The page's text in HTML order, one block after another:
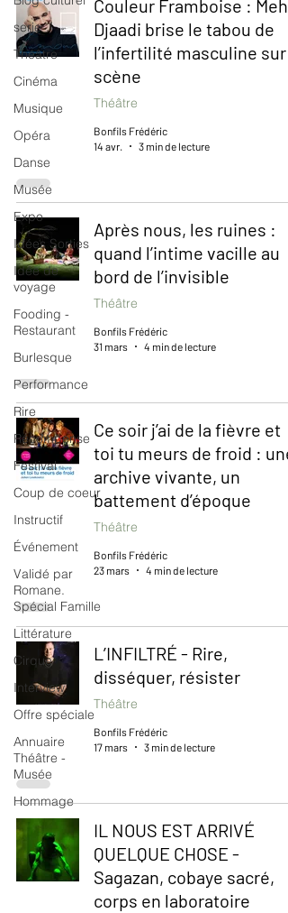
serie
Théâtre
Cinéma
Musique
Opéra
Danse
Musée
Expo
Idées Sorties
Idée de
voyage
Fooding -
Restaurant
Burlesque
Performance
Rire
Récompense
Festival
Coup de coeur
Instructif
Événement
Validé par
Romane.
Spécial Famille
Littérature
Cirque
Interview
Offre spéciale
Annuaire
Théâtre -
Musée
Hommage
Couleur Framboise :
Djaadi brise le tabou de
l’infertilité masculine sur
scène
Théâtre
Bonfils Frédéric
14 avr.
3 min de lecture
Après nous, les ruines :
quand l’intime vacille au
bord de l’invisible
Théâtre
Bonfils Frédéric
31 mars
4 min de lecture
Ce soir j’ai de la fièvre et
toi tu meurs de froid : une
archive vivante, un
battement d’époque
Théâtre
Bonfils Frédéric
23 mars
4 min de lecture
L’INFILTRÉ - Rire,
disséquer, résister
Théâtre
Bonfils Frédéric
17 mars
3 min de lecture
IL NOUS EST ARRIVÉ
QUELQUE CHOSE -
Sagazan, cobaye sacré,
corps en laboratoire